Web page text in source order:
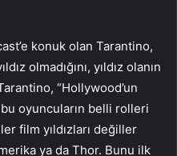
konuk olan Tarantino,
olmadığını, yıldız olanın
“Hollywood’un
bu oyuncuların belli rolleri
film yıldızları değiller
ya da Thor. Bunu ilk